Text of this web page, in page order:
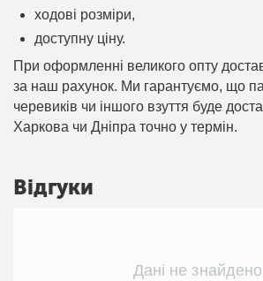
ходові розміри,
доступну ціну.
При оформленні великого опту
за наш рахунок. Ми гарантуємо, що
черевиків чи іншого взуття буде
Харкова чи Дніпра точно у термін.
Відгуки
Дані не знайдено